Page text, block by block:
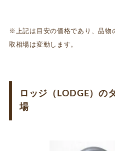
※上記は目安の価格であり、品物
取相場は変動します。
ロッジ（LODGE）の
場